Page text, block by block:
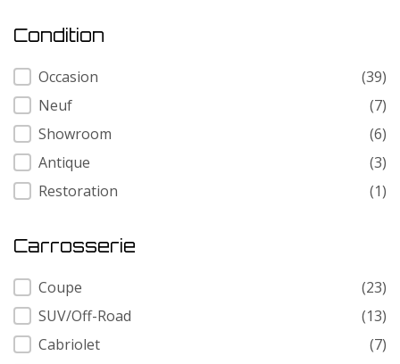
Condition
Condition
Occasion
(39)
Neuf
(7)
Showroom
(6)
Antique
(3)
Restoration
(1)
Carrosserie
Carrosserie
Coupe
(23)
SUV/Off-Road
(13)
Cabriolet
(7)